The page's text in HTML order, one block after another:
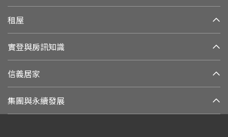
租屋
實登與房訊知識
信義居家
集團與永續發展